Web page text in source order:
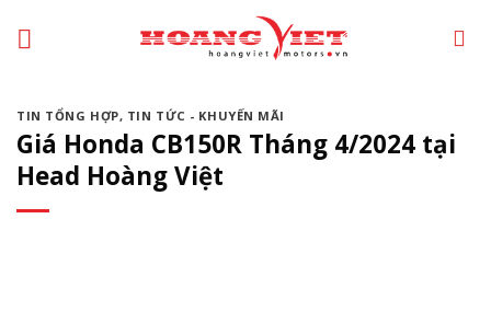
đến
dungTIN TỔNG HỢP, TIN TỨC - KHUYẾN MÃI
Giá Honda CB150R Tháng 4/2024 tại
Head Hoàng Việt